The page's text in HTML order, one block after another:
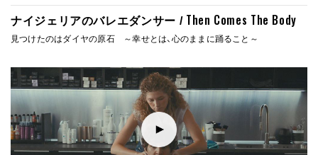
ナイジェリアのバレエダンサー / Then Comes The Body
見つけたのはダイヤの原石 ～幸せとは、心のままに踊ること～